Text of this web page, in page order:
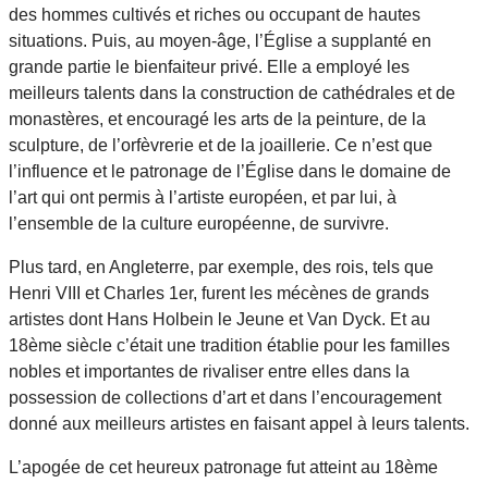
des hommes cultivés et riches ou occupant de hautes
situations. Puis, au moyen-âge, l’Église a supplanté en
grande partie le bienfaiteur privé. Elle a employé les
meilleurs talents dans la construction de cathédrales et de
monastères, et encouragé les arts de la peinture, de la
sculpture, de l’orfèvrerie et de la joaillerie. Ce n’est que
l’influence et le patronage de l’Église dans le domaine de
l’art qui ont permis à l’artiste européen, et par lui, à
l’ensemble de la culture européenne, de survivre.
Plus tard, en Angleterre, par exemple, des rois, tels que
Henri VIII et Charles 1er, furent les mécènes de grands
artistes dont Hans Holbein le Jeune et Van Dyck. Et au
18ème siècle c’était une tradition établie pour les familles
nobles et importantes de rivaliser entre elles dans la
possession de collections d’art et dans l’encouragement
donné aux meilleurs artistes en faisant appel à leurs talents.
L’apogée de cet heureux patronage fut atteint au 18ème